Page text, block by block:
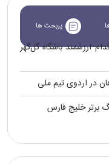
پربحث ها
ارزشمند باشگاه گل‌گهر
در اردوی تیم ملی
برتر خلیج فارس